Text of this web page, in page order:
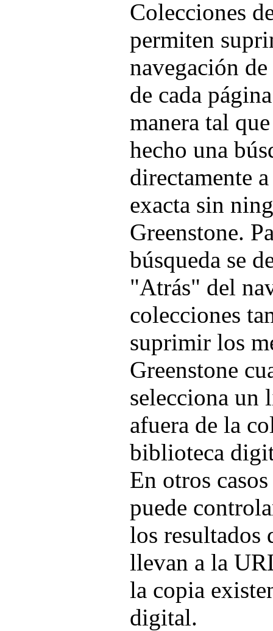
Colecciones
permiten
navegación
de cada
manera tal
hecho una
directamente
exacta sin
Greenstone.
búsqueda se
"Atrás" del
colecciones
suprimir los
Greenstone
selecciona un
afuera de la
biblioteca
En otros
puede
los resultados
llevan a la
la copia
digital.